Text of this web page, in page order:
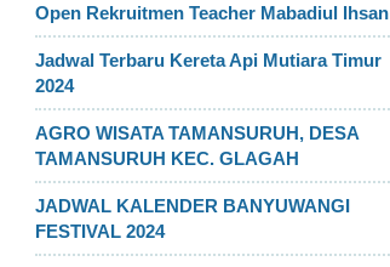
Open Rekruitmen Teacher Mabadiul Ihsan
Jadwal Terbaru Kereta Api Mutiara Timur
2024
AGRO WISATA TAMANSURUH, DESA
TAMANSURUH KEC. GLAGAH
JADWAL KALENDER BANYUWANGI
FESTIVAL 2024